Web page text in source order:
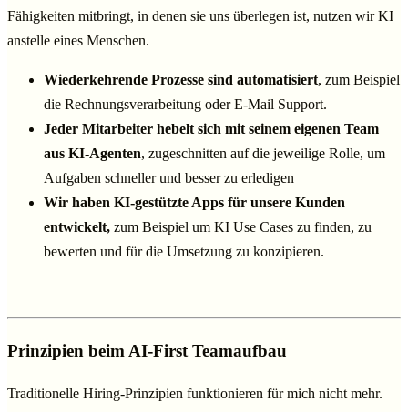
Fähigkeiten mitbringt, in denen sie uns überlegen ist, nutzen wir KI
anstelle eines Menschen.
Wiederkehrende Prozesse sind automatisiert, zum Beispiel
die Rechnungsverarbeitung oder E-Mail Support.
Jeder Mitarbeiter hebelt sich mit seinem eigenen Team
aus KI-Agenten, zugeschnitten auf die jeweilige Rolle, um
Aufgaben schneller und besser zu erledigen
Wir haben KI-gestützte Apps für unsere Kunden
entwickelt, zum Beispiel um KI Use Cases zu finden, zu
bewerten und für die Umsetzung zu konzipieren.
Prinzipien beim AI-First Teamaufbau
Traditionelle Hiring-Prinzipien funktionieren für mich nicht mehr.